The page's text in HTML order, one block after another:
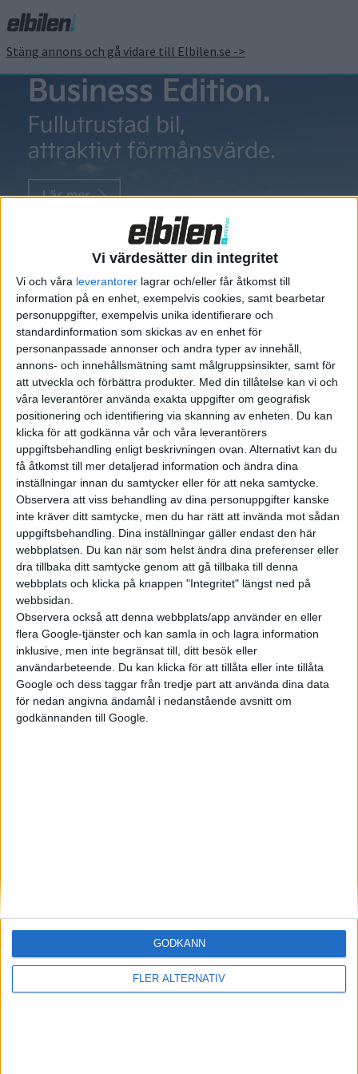
Vi värdesätter din integritet
Vi och våra leverantorer lagrar och/eller får åtkomst till
information på en enhet, exempelvis cookies, samt bearbetar
personuppgifter, exempelvis unika identifierare och
standardinformation som skickas av en enhet för
personanpassade annonser och andra typer av innehåll,
annons- och innehållsmätning samt målgruppsinsikter, samt för
att utveckla och förbättra produkter. Med din tillåtelse kan vi och
våra leverantörer använda exakta uppgifter om geografisk
positionering och identifiering via skanning av enheten. Du kan
klicka för att godkänna vår och våra leverantörers
uppgiftsbehandling enligt beskrivningen ovan. Alternativt kan du
få åtkomst till mer detaljerad information och ändra dina
inställningar innan du samtycker eller för att neka samtycke.
Observera att viss behandling av dina personuppgifter kanske
inte kräver ditt samtycke, men du har rätt att invända mot sådan
uppgiftsbehandling. Dina inställningar gäller endast den här
webbplatsen. Du kan när som helst ändra dina preferenser eller
dra tillbaka ditt samtycke genom att gå tillbaka till denna
webbplats och klicka på knappen "Integritet" längst ned på
webbsidan.
Observera också att denna webbplats/app använder en eller
flera Google-tjänster och kan samla in och lagra information
inklusive, men inte begränsat till, ditt besök eller
användarbeteende. Du kan klicka för att tillåta eller inte tillåta
Google och dess taggar från tredje part att använda dina data
för nedan angivna ändamål i nedanstående avsnitt om
godkännanden till Google.
FLER ALTERNATIV
GODKÄNN
Stäng annons och gå vidare till Elbilen.se ->
Superbil
Ferrari
utvecklar
eldriven
superbil
Ferrari ska bygga en eldriven
superbil, meddelade företagets
vd i samband med
motormässan i Detroit.
Ambitionen är att utmana
Tesla, men först ut är en eller
flera laddhybrider. – Om någon
ska bli först med att bygga en
elektrisk superbil så är det F...
Säljstart för instegsversionen av ID. Polo
6 aug 2026
Helt enligt plan – nu byggs BMW i3
Volvokoncernen samarbetar med Toyota kring vätgas för tung
Elbilens nyhetsbrev
Håll dig uppdaterad om de senaste nyheterna!
Prenumerera